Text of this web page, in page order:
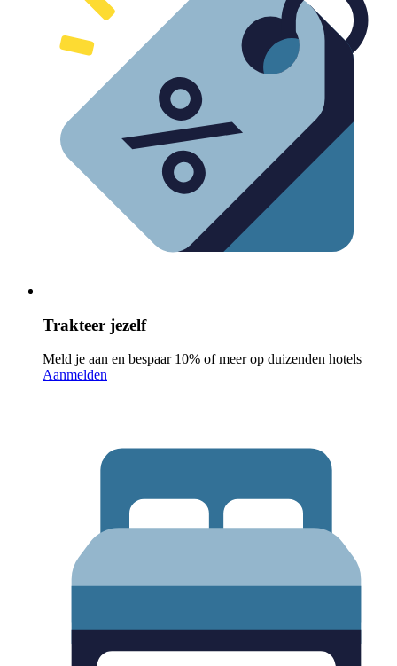
Trakteer jezelf
Meld je aan en bespaar 10% of meer op duizenden hotels
Aanmelden